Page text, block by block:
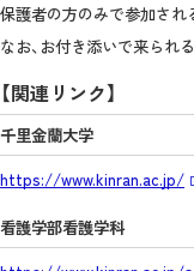
保護者の方のみで参加され
なお、お付き添いで来られ
【関連リンク】
千里金蘭大学
https://www.kinran.ac.jp/
看護学部看護学科